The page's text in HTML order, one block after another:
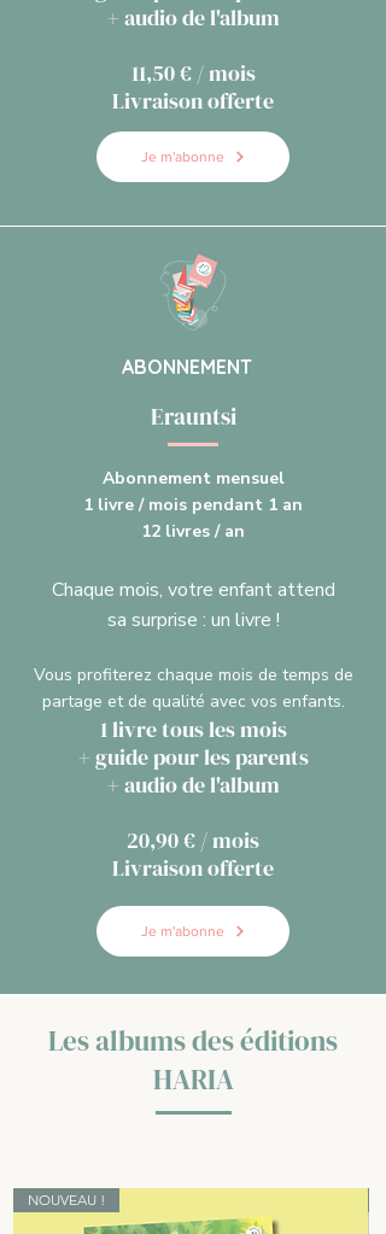
+ audio de l'album
11,50 € / mois
Livraison offerte
Je m'abonne
ABONNEMENT
Erauntsi
Abonnement mensuel
1 livre / mois pendant 1 an
12 livres / an
Chaque mois, votre enfant attend
sa surprise : un livre !
Vous profiterez chaque mois de temps de
partage et de qualité avec vos enfants.
1 livre tous les mois
+ guide pour les parents
​+ audio de l'album
20,90 € / mois
Livraison offerte
Je m'abonne
Les albums des éditions
HARIA
NOUVEAU !